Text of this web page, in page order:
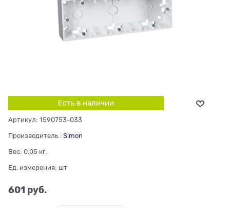
Есть в наличии
Артикул: 1590753-033
Производитель : Simon
Вес: 0.05 кг.
Ед. измерения: шт
601 руб.